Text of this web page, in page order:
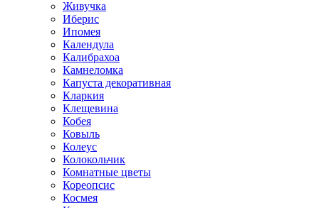
Живучка
Иберис
Ипомея
Календула
Калибрахоа
Камнеломка
Капуста декоративная
Кларкия
Клещевина
Кобея
Ковыль
Колеус
Колокольчик
Комнатные цветы
Кореопсис
Космея